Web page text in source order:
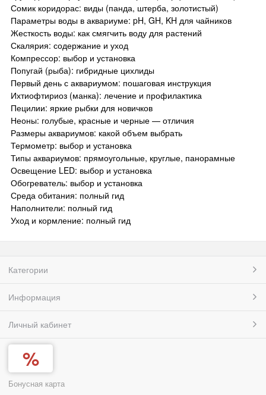
Сомик коридорас: виды (панда, штерба, золотистый)
Параметры воды в аквариуме: pH, GH, KH для чайников
Жесткость воды: как смягчить воду для растений
Скалярия: содержание и уход
Компрессор: выбор и установка
Попугай (рыба): гибридные цихлиды
Первый день с аквариумом: пошаговая инструкция
Ихтиофтириоз (манка): лечение и профилактика
Пецилии: яркие рыбки для новичков
Неоны: голубые, красные и черные — отличия
Размеры аквариумов: какой объем выбрать
Термометр: выбор и установка
Типы аквариумов: прямоугольные, круглые, панорамные
Освещение LED: выбор и установка
Обогреватель: выбор и установка
Среда обитания: полный гид
Наполнители: полный гид
Уход и кормление: полный гид
Категории
Информация
Личный кабинет
Бонусная карта